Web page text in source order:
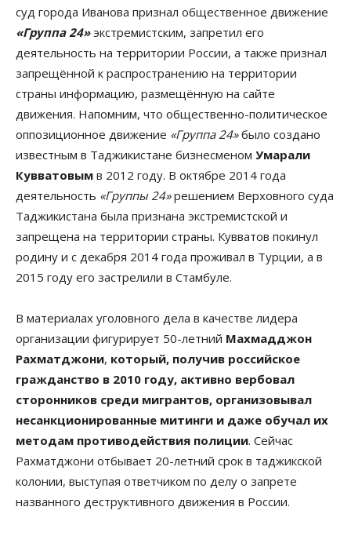
суд города Иванова признал общественное движение
«Группа 24»экстремистским, запретил его
деятельность на территории России, а также признал
запрещённой к распространению на территории
страны информацию, размещённую на сайте
движения. Напомним, что общественно-политическое
оппозиционное движение «Группа 24»было создано
известным в Таджикистане бизнесменом Умарали
Кувватовым в 2012 году. В октябре 2014 года
деятельность «Группы 24»решением Верховного суда
Таджикистана была признана экстремистской и
запрещена на территории страны. Кувватов покинул
родину и с декабря 2014 года проживал в Турции, а в
2015 году его застрелили в Стамбуле.
В материалах уголовного дела в качестве лидера
организации фигурирует 50-летний Махмадджон
Рахматджони, который, получив российское
гражданство в 2010 году, активно вербовал
сторонников среди мигрантов, организовывал
несанкционированные митинги и даже обучал их
методам противодействия полиции. Сейчас
Рахматджони отбывает 20-летний срок в таджикской
колонии, выступая ответчиком по делу о запрете
названного деструктивного движения в России.